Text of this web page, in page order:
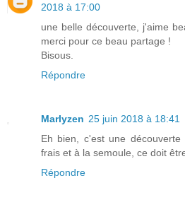
2018 à 17:00
une belle découverte, j'aime
merci pour ce beau partage !
Bisous.
Répondre
Marlyzen 25 juin 2018 à 18:41
Eh bien, c'est une
frais et à la semoule, ce doit
Répondre